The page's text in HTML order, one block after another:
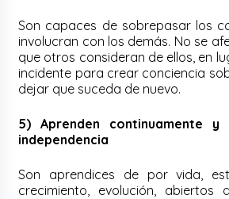
Son capaces de sobrepasar los
involucran con los demás. No se
que otros consideran de ellos, en
incidente para crear conciencia
dejar que suceda de nuevo.
5) Aprenden continuamente y
independencia
Son aprendices de por vida,
crecimiento, evolución, abiertos